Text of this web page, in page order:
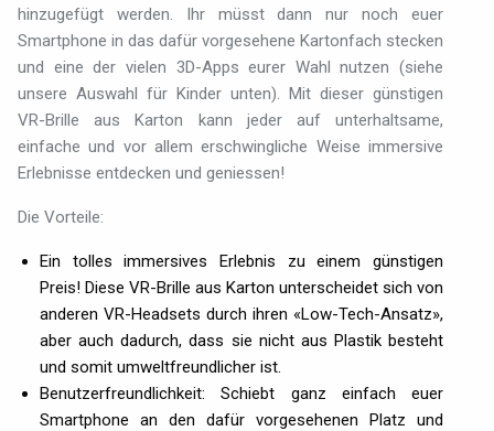
hinzugefügt werden. Ihr müsst dann nur noch euer
Smartphone in das dafür vorgesehene Kartonfach stecken
und eine der vielen 3D-Apps eurer Wahl nutzen (siehe
unsere Auswahl für Kinder unten). Mit dieser günstigen
VR-Brille aus Karton kann jeder auf unterhaltsame,
einfache und vor allem erschwingliche Weise immersive
Erlebnisse entdecken und geniessen!
Die Vorteile:
Ein tolles immersives Erlebnis zu einem günstigen
Preis! Diese VR-Brille aus Karton unterscheidet sich von
anderen VR-Headsets durch ihren «Low-Tech-Ansatz»,
aber auch dadurch, dass sie nicht aus Plastik besteht
und somit umweltfreundlicher ist.
Benutzerfreundlichkeit: Schiebt ganz einfach euer
Smartphone an den dafür vorgesehenen Platz und